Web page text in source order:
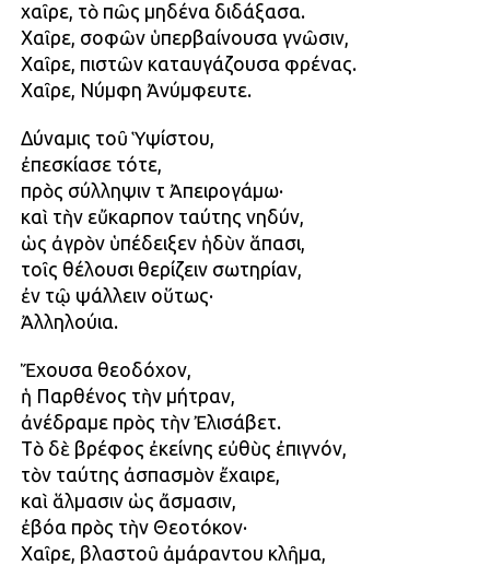
χαῖρε, τὸ πῶς μηδένα διδάξασα.
Χαῖρε, σοφῶν ὑπερβαίνουσα γνῶσιν,
Χαῖρε, πιστῶν καταυγάζουσα φρένας.
Χαῖρε, Νύμφη Ἀνύμφευτε.
Δύναμις τοῦ Ὑψίστου,
ἐπεσκίασε τότε,
πρὸς σύλληψιν τῇ Ἀπειρογάμω·
καὶ τὴν εὔκαρπον ταύτης νηδύν,
ὡς ἀγρὸν ὑπέδειξεν ἡδὺν ἅπασι,
τοῖς θέλουσι θερίζειν σωτηρίαν,
ἐν τῷ ψάλλειν οὕτως·
Ἀλληλούια.
Ἔχουσα θεοδόχον,
ἡ Παρθένος τὴν μήτραν,
ἀνέδραμε πρὸς τὴν Ἐλισάβετ.
Τὸ δὲ βρέφος ἐκείνης εὐθὺς ἐπιγνόν,
τὸν ταύτης ἀσπασμὸν ἔχαιρε,
καὶ ἅλμασιν ὡς ἄσμασιν,
ἐβόα πρὸς τὴν Θεοτόκον·
Χαῖρε, βλαστοῦ ἀμάραντου κλῆμα,